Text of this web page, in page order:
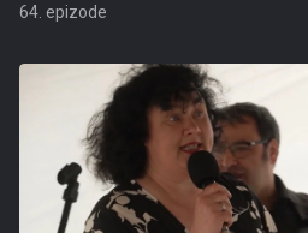
64. epizode